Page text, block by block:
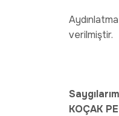
verilmiştir.
KOÇAK